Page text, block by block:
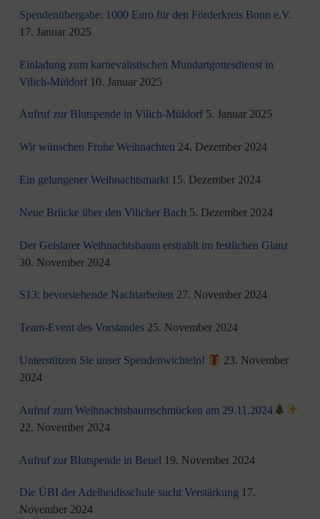
Spendenübergabe: 1000 Euro für den Förderkreis Bonn e.V.
17. Januar 2025
Einladung zum karnevalistischen Mundartgottesdienst in
Vilich-Müldorf 10. Januar 2025
Aufruf zur Blutspende in Vilich-Müldorf 5. Januar 2025
Wir wünschen Frohe Weihnachten 24. Dezember 2024
Ein gelungener Weihnachtsmarkt 15. Dezember 2024
Neue Brücke über den Vilicher Bach 5. Dezember 2024
Der Geislarer Weihnachtsbaum erstrahlt im festlichen Glanz
30. November 2024
S13: bevorstehende Nachtarbeiten 27. November 2024
Team-Event des Vorstandes 25. November 2024
Unterstützen Sie unser Spendenwichteln!
23. November
2024
Aufruf zum Weihnachtsbaumschmücken am 29.11.2024
22. November 2024
Aufruf zur Blutspende in Beuel 19. November 2024
Die ÜBI der Adelheidisschule sucht Verstärkung 17.
November 2024